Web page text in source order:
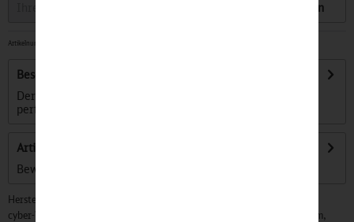
Speichern
Artikelnummer:
Beschreibung
Der sichere & multifunktionale Daybag von OAK25 ist der
perfekte Rucksack für alle, die zu...
Artikel bewerten
Bewertungen lesen, schreiben und diskutieren...
Hersteller:
cyber-Wear Heidelberg GmbH, Elsa-Brändström-Str. 4, 68229 Mannheim,